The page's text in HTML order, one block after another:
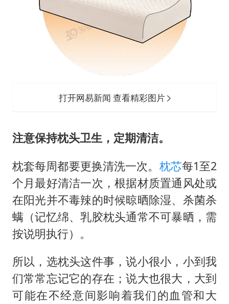
打开网易新闻 查看精彩图片
注意保持枕头卫生，定期清洁。
枕套每周都要更换清洗一次。 枕芯每1至2
个月最好清洁一次，根据材质置通风处或
在阳光并不毒辣的时候晾晒除湿、杀菌杀
螨（记忆绵、乳胶枕头通常不可暴晒，需
按说明执行）。
所以，选枕头这件事，说小很小，小到我
们常常忘记它的存在；说大也很大，大到
可能在不经意间影响着我们的血管和大